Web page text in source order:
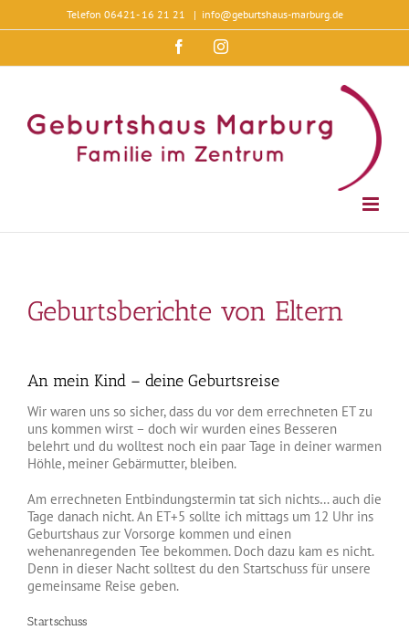
Inhalt
Telefon 06421- 16 21 21 | info@geburtshaus-marburg.de
FacebookInstagram
Geburtsberichte von Eltern
An mein Kind – deine Geburtsreise
Wir waren uns so sicher, dass du vor dem errechneten ET zu
uns kommen wirst – doch wir wurden eines Besseren
belehrt und du wolltest noch ein paar Tage in deiner warmen
Höhle, meiner Gebärmutter, bleiben.
Am errechneten Entbindungstermin tat sich nichts… auch die
Tage danach nicht. An ET+5 sollte ich mittags um 12 Uhr ins
Geburtshaus zur Vorsorge kommen und einen
wehenanregenden Tee bekommen. Doch dazu kam es nicht.
Denn in dieser Nacht solltest du den Startschuss für unsere
gemeinsame Reise geben.
Startschuss